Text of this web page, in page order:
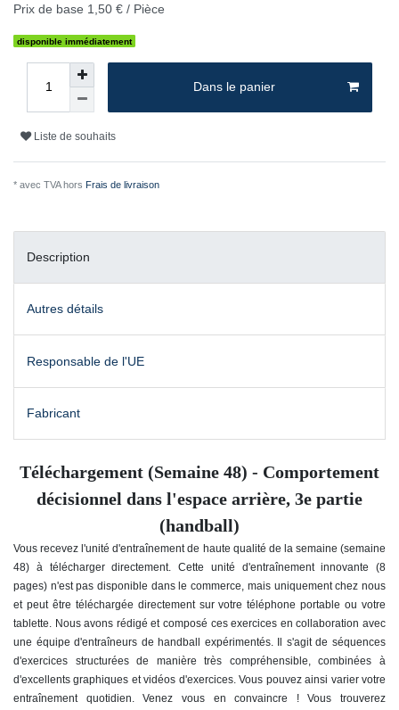
Prix de base 1,50 € / Pièce
disponible immédiatement
Dans le panier
Liste de souhaits
* avec TVA hors Frais de livraison
Description
Autres détails
Responsable de l'UE
Fabricant
Téléchargement (Semaine 48) - Comportement
décisionnel dans l'espace arrière, 3e partie
(handball)
Vous recevez l'unité d'entraînement de haute qualité de la semaine (semaine
48) à télécharger directement. Cette unité d'entraînement innovante (8
pages) n'est pas disponible dans le commerce, mais uniquement chez nous
et peut être téléchargée directement sur votre téléphone portable ou votre
tablette. Nous avons rédigé et composé ces exercices en collaboration avec
une équipe d'entraîneurs de handball expérimentés. Il s'agit de séquences
d'exercices structurées de manière très compréhensible, combinées à
d'excellents graphiques et vidéos d'exercices. Vous pouvez ainsi varier votre
entraînement quotidien. Venez vous en convaincre ! Vous trouverez